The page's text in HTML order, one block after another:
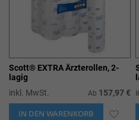
Scott® EXTRA Ärzterollen, 2-
lagig
inkl. MwSt.
Ab 157,97 €
IN DEN WARENKORB ZUR